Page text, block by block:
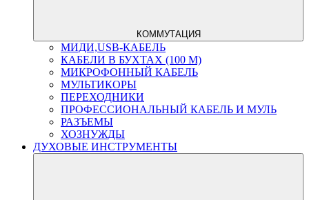
КОММУТАЦИЯ
МИДИ,USB-КАБЕЛЬ
КАБЕЛИ В БУХТАХ (100 М)
МИКРОФОННЫЙ КАБЕЛЬ
МУЛЬТИКОРЫ
ПЕРЕХОДНИКИ
ПРОФЕССИОНАЛЬНЫЙ КАБЕЛЬ И МУЛЬ
РАЗЪЕМЫ
ХОЗНУЖДЫ
ДУХОВЫЕ ИНСТРУМЕНТЫ